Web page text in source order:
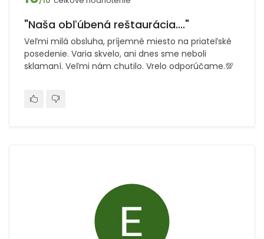
"Naša obľúbená reštaurácia...."
Veľmi milá obsluha, príjemné miesto na priateľské
posedenie. Varia skvelo, ani dnes sme neboli
sklamaní. Veľmi nám chutilo. Vrelo odporúčame.💯